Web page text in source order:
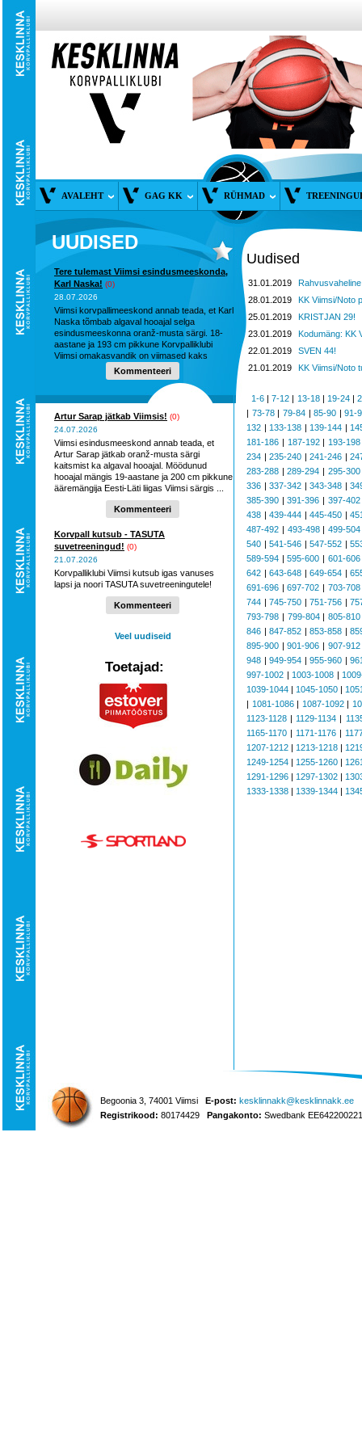
AVALEHT GAG KK RÜHMAD
UUDISED
Tere tulemast Viimsi esindusmeeskonda,
Karl Naska! (0)
28.07.2026
Viimsi korvpallimeeskond annab teada, et Karl
Naska tõmbab algaval hooajal selga
esindusmeeskonna oranž-musta särgi. 18-
aastane ja 193 cm pikkune Korvpalliklubi
Viimsi omakasvandik on viimased kaks
Kommenteeri
Artur Sarap jätkab Viimsis! (0)
24.07.2026
Viimsi esindusmeeskond annab teada, et
Artur Sarap jätkab oranž-musta särgi
kaitsmist ka algaval hooajal. Möödunud
hooajal mängis 19-aastane ja 200 cm pikkune
ääremängija Eesti-Läti liigas Viimsi särgis ...
Kommenteeri
Korvpall kutsub - TASUTA
suvetreeningud! (0)
21.07.2026
Korvpalliklubi Viimsi kutsub igas vanuses
lapsi ja noori TASUTA suvetreeningutele!
Kommenteeri
Veel uudiseid
Toetajad:
Uudised
31.01.2019
28.01.2019
KK Viimsi/Noto
25.01.2019
KRISTJAN 29!
23.01.2019
Kodumäng: KK
22.01.2019
SVEN 44!
21.01.2019
KK Viimsi/Noto
1-6 |7-12 | 13-18| 19-24|
| 73-78| 79-84|85-90 |91-
132 | 133-138 | 139-144 |
181-186 | 187-192| 193-198
234 |235-240 |241-246 |
283-288 |289-294 | 295-300
336 |337-342 |343-348 |
385-390 |391-396 | 397-402
438 |439-444 |445-450 |
487-492 | 493-498| 499-504
540 |541-546 |547-552 |
589-594 |595-600 | 601-606
642 |643-648 |649-654 |
691-696 |697-702 | 703-708
744 |745-750 |751-756 |
793-798 | 799-804| 805-810
846 |847-852 |853-858 |
895-900 |901-906 | 907-912
948 |949-954 |955-960 |
997-1002 | 1003-1008 |
1039-1044 | 1045-1050 |
| 1081-1086| 1087-1092|
1123-1128 | 1129-1134 |
1165-1170 | 1171-1176|
1207-1212 | 1213-1218 |
1249-1254 | 1255-1260 |
1291-1296 | 1297-1302 |
1333-1338 | 1339-1344 |
Begoonia 3, 74001 Viimsi E-post: kesklinnakk@kesklinnakk.ee
Registrikood: 80174429 Pangakonto: Swedbank